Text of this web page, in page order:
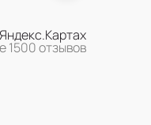
1500 отзывов